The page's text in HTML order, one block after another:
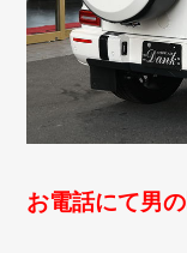
お電話にて男